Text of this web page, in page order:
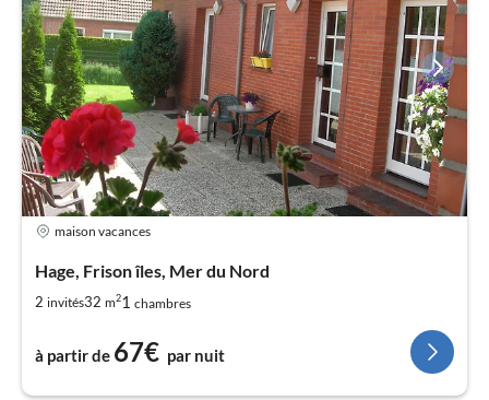
maison vacances
Hage, Frison îles, Mer du Nord
2 invités32 m21 chambres
à partir de 67€ par nuit